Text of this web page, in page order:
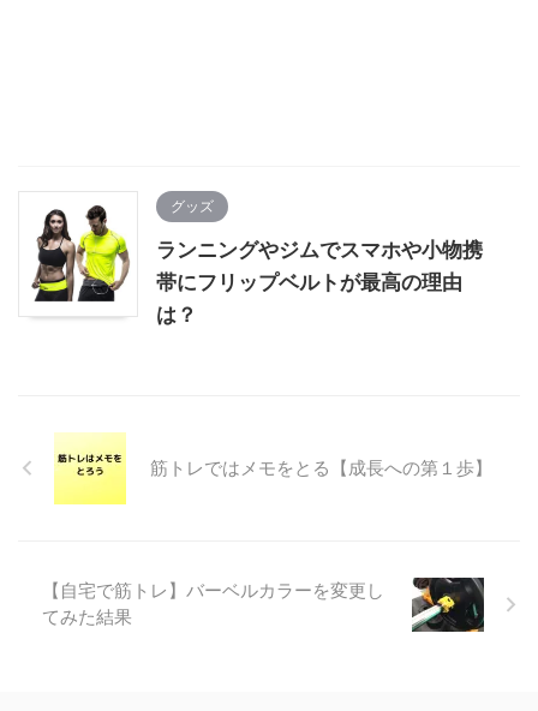
グッズ
ランニングやジムでスマホや小物携
帯にフリップベルトが最高の理由
は？
筋トレではメモをとる【成長への第１歩】
【自宅で筋トレ】バーベルカラーを変更し
てみた結果